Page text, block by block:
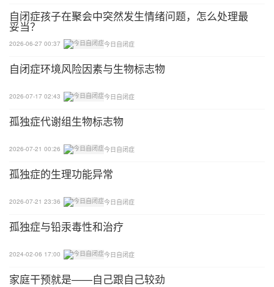
自闭症孩子在聚会中突然发生情绪问题，怎么处理最
妥当？
2026-06-27 00:37 今日自闭症
自闭症环境风险因素与生物标志物
2026-07-17 02:43 今日自闭症
孤独症代谢组生物标志物
2026-07-21 00:26 今日自闭症
孤独症的生理功能异常
2026-07-21 23:36 今日自闭症
孤独症与铅汞毒性和治疗
2024-02-06 17:00 今日自闭症
家庭干预就是——自己跟自己较劲